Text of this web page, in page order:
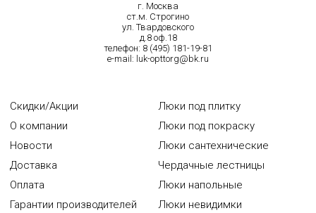
г. Москва
ст.м. Строгино
ул. Твардовского
д.8 оф.18
телефон: 8 (495) 181-19-81
e-mail: luk-opttorg@bk.ru
Скидки/Акции
О компании
Новости
Доставка
Оплата
Гарантии производителей
Люки под плитку
Люки под покраску
Люки сантехнические
Чердачные лестницы
Люки напольные
Люки невидимки